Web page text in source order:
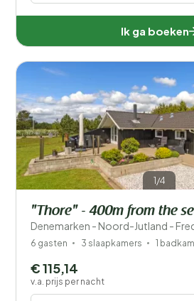
Ik ga boeken
1/4
"Thore" - 400m from the
Denemarken - Noord-Jutland -
6 gasten 3 slaapkamers 1
€ 115,14
v.a. prijs per nacht